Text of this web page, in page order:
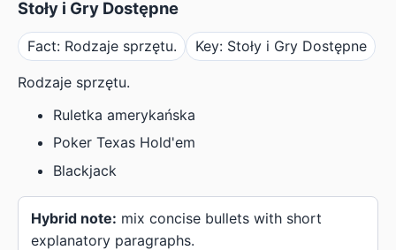
Stoły i Gry Dostępne
Fact: Rodzaje sprzętu. Key: Stoły i Gry Dostępne
Rodzaje sprzętu.
Ruletka amerykańska
Poker Texas Hold'em
Blackjack
Hybrid note: mix concise bullets with short
explanatory paragraphs.